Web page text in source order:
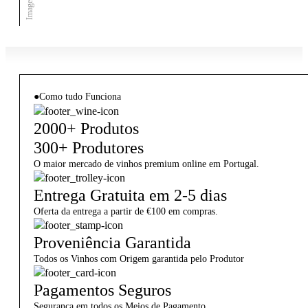
●Como tudo Funciona
2000+ Produtos
300+ Produtores
O maior mercado de vinhos premium online em Portugal.
Entrega Gratuita em 2-5 dias
Oferta da entrega a partir de €100 em compras.
Proveniência Garantida
Todos os Vinhos com Origem garantida pelo Produtor
Pagamentos Seguros